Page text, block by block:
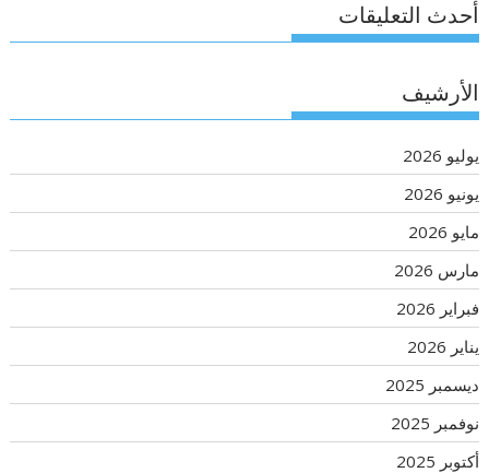
أحدث التعليقات
الأرشيف
يوليو 2026
يونيو 2026
مايو 2026
مارس 2026
فبراير 2026
يناير 2026
ديسمبر 2025
نوفمبر 2025
أكتوبر 2025